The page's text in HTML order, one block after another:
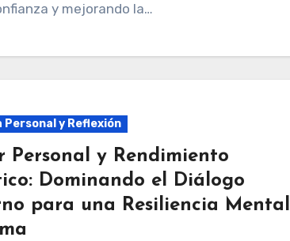
y mejorando la…
Personal y Reflexión
Personal y Rendimiento
Dominando el Diálogo
para una Resiliencia Mental